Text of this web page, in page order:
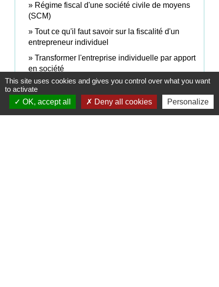
Régime fiscal d'une société civile de moyens
(SCM)
Tout ce qu'il faut savoir sur la fiscalité d'un
entrepreneur individuel
Transformer l'entreprise individuelle par apport
en société
Transmission d'entreprise : donation de
l'entreprise individuelle à un membre de la
famille
This site uses cookies and gives you control over what you want
to activate
OK, accept all
Deny all cookies Personalize